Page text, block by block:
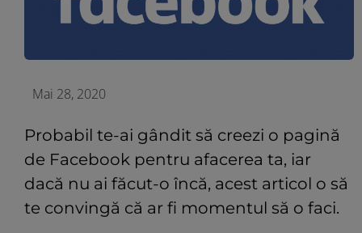
Mai 28, 2020
Probabil te-ai gândit să creezi o pagină
de Facebook pentru afacerea ta, iar
dacă nu ai făcut-o încă, acest articol o să
te convingă că ar fi momentul să o faci.